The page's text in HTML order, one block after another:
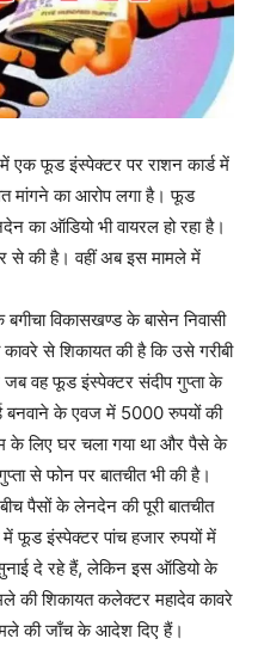
एक फूड इंस्पेक्टर पर राशन कार्ड में
मांगने का आरोप लगा है। फूड
का ऑडियो भी वायरल हो रहा है।
से की है। वहीं अब इस मामले में
विकासखण्ड के बासेन निवासी
से शिकायत की है कि उसे गरीबी
जब वह फूड इंस्पेक्टर संदीप गुप्ता के
बनवाने के एवज में 5000 रुपयों की
के लिए घर चला गया था और पैसे के
से फोन पर बातचीत भी की है।
पैसों के लेनदेन की पूरी बातचीत
फूड इंस्पेक्टर पांच हजार रुपयों में
दे रहे हैं, लेकिन इस ऑडियो के
की शिकायत कलेक्टर महादेव कावरे
की जाँच के आदेश दिए हैं।